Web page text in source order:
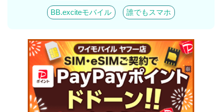
BB.exciteモバイル 誰でもスマホ